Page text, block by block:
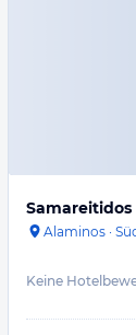
Alaminos ·
Keine